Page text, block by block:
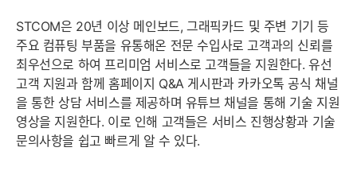
STCOM은 20년 이상 메인보드, 그래픽카드 및 주변 기기 등
주요 컴퓨팅 부품을 유통해온 전문 수입사로 고객과의 신뢰를
최우선으로 하여 프리미엄 서비스로 고객들을 지원한다. 유선
고객 지원과 함께 홈페이지 Q&A 게시판과 카카오톡 공식 채널
을 통한 상담 서비스를 제공하며 유튜브 채널을 통해 기술 지원
영상을 지원한다. 이로 인해 고객들은 서비스 진행상황과 기술
문의사항을 쉽고 빠르게 알 수 있다.